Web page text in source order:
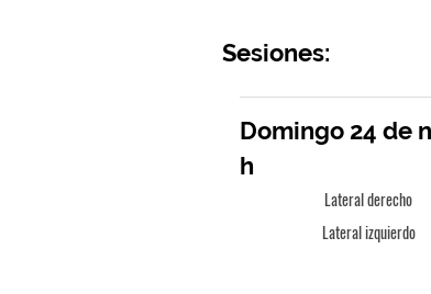
Sesiones:
Domingo 24 de
h
Lateral derecho
Lateral izquierdo